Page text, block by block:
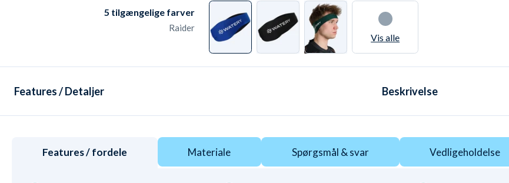
levering fra kun 37 kr. Leveringen er dag-til-
dag ved bestilling før 22:00 - også i
derfor 365 dage til at ombytte /
få tilgodebevis. Og det erhelt
gratis gennem vores
retursystem
. Ved almindelig
returnering har du hele 30 dage.
650.000 med deres udstyr
af 5,0. De valgte alle Watery
pga.disse unikke fordele
5 tilgængelige farver
Raider
Vis alle
Features / Detaljer Beskrivelse
Features / fordele Materiale Spørgsmål & svar Vedligeholdelse